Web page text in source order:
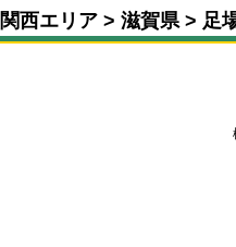
関西エリア 滋賀県 足